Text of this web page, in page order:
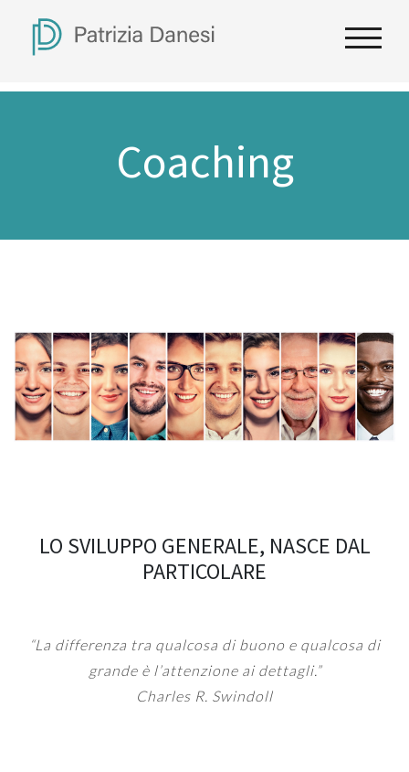
Coaching
LO SVILUPPO GENERALE, NASCE DAL
PARTICOLARE
“La differenza tra qualcosa di buono e qualcosa di
grande è l’attenzione ai dettagli.”
Charles R. Swindoll